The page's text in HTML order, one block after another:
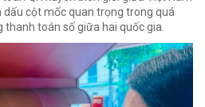
dấu cột mốc quan trọng trong quá
toán số giữa hai quốc gia.